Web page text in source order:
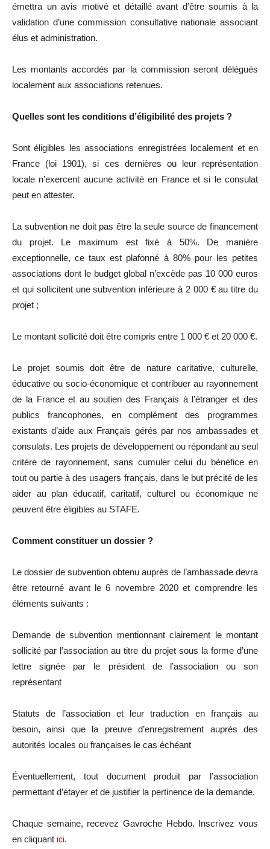
émettra un avis motivé et détaillé avant d’être soumis à la
validation d’une commission consultative nationale associant
élus et administration.
Les montants accordés par la commission seront délégués
localement aux associations retenues.
Quelles sont les conditions d’éligibilité des projets ?
Sont éligibles les associations enregistrées localement et en
France (loi 1901), si ces dernières ou leur représentation
locale n’exercent aucune activité en France et si le consulat
peut en attester.
La subvention ne doit pas être la seule source de financement
du projet. Le maximum est fixé à 50%. De manière
exceptionnelle, ce taux est plafonné à 80% pour les petites
associations dont le budget global n’excède pas 10 000 euros
et qui sollicitent une subvention inférieure à 2 000 € au titre du
projet ;
Le montant sollicité doit être compris entre 1 000 € et 20 000 €.
Le projet soumis doit être de nature caritative, culturelle,
éducative ou socio-économique et contribuer au rayonnement
de la France et au soutien des Français à l’étranger et des
publics francophones, en complément des programmes
existants d’aide aux Français gérés par nos ambassades et
consulats. Les projets de développement ou répondant au seul
critère de rayonnement, sans cumuler celui du bénéfice en
tout ou partie à des usagers français, dans le but précité de les
aider au plan éducatif, caritatif, culturel ou économique ne
peuvent être éligibles au STAFE.
Comment constituer un dossier ?
Le dossier de subvention obtenu auprès de l’ambassade devra
être retourné avant le 6 novembre 2020 et comprendre les
éléments suivants :
Demande de subvention mentionnant clairement le montant
sollicité par l’association au titre du projet sous la forme d’une
lettre signée par le président de l’association ou son
représentant
Statuts de l’association et leur traduction en français au
besoin, ainsi que la preuve d’enregistrement auprès des
autorités locales ou françaises le cas échéant
Éventuellement, tout document produit par l’association
permettant d’étayer et de justifier la pertinence de la demande.
Chaque semaine, recevez Gavroche Hebdo. Inscrivez vous
en cliquant ici.